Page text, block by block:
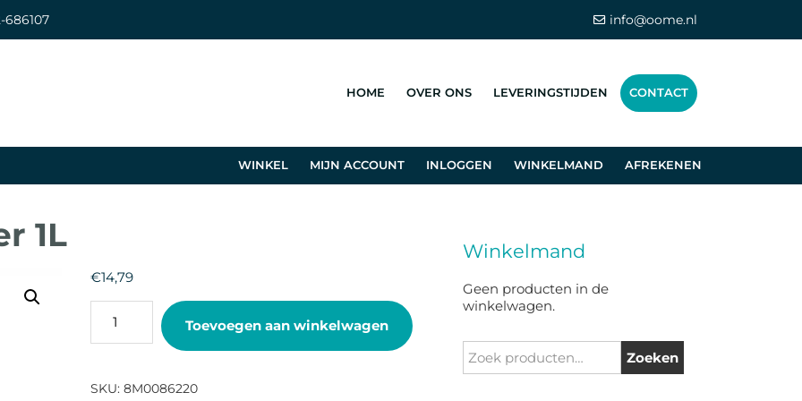
686107 info@oome.nl
HOME OVER ONS LEVERINGSTIJDEN CONTACT
WINKEL MIJN ACCOUNT INLOGGEN WINKELMAND AFREKENEN
1L
€14,79
Quicksilver
aantal
Toevoegen aan winkelwagen
SKU:8M0086220
Winkelmand
Geen producten in de
winkelwagen.
Zoeken
naar:
Zoeken